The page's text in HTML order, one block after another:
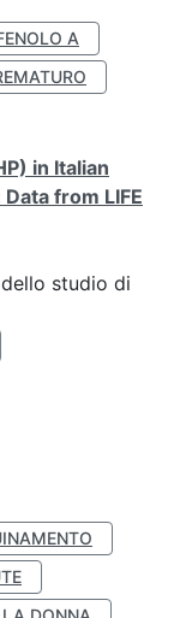
A
in Italian
from LIFE
studio di